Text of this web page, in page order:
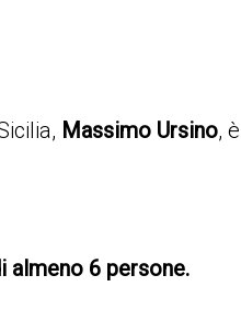
Massimo Ursino,
almeno 6 persone.